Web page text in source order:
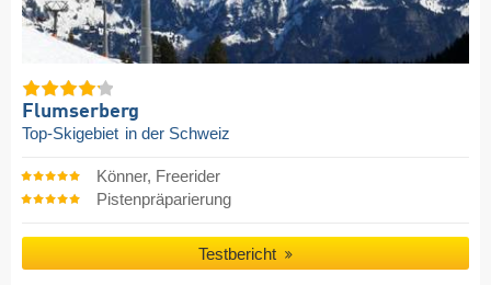
Flumserberg
Top-Skigebiet in der Schweiz
Könner, Freerider
Pistenpräparierung
Testbericht